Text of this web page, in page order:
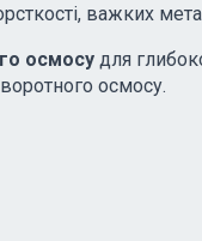
важких
осмосу для
осмосу.